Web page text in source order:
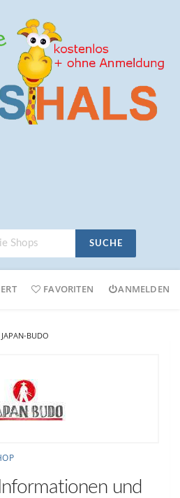
SUCHE
FAVORITEN ANMELDEN
JAPAN-BUDO
und